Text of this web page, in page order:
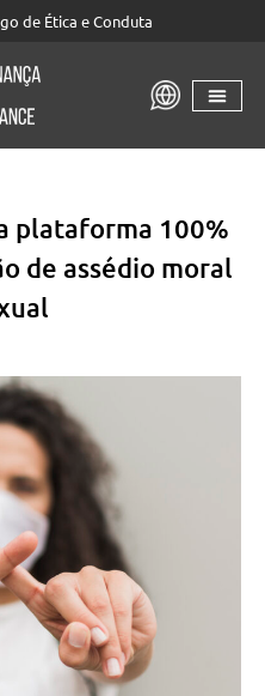
de Ética e Conduta
plataforma 100%
de assédio moral